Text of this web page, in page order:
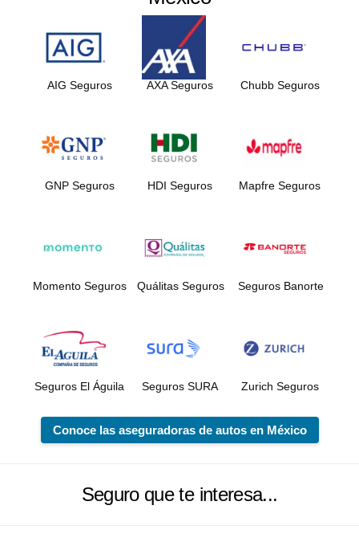
AIG Seguros AXA Seguros Chubb Seguros
GNP Seguros HDI Seguros Mapfre Seguros
Momento Seguros Quálitas Seguros Seguros Banorte
Seguros El Águila Seguros SURA Zurich Seguros
Conoce las aseguradoras de autos en México
Seguro que te interesa...